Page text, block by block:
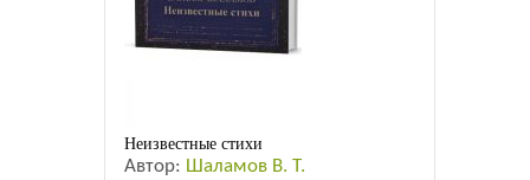
Неизвестные стихи
Автор: Шаламов В. Т.